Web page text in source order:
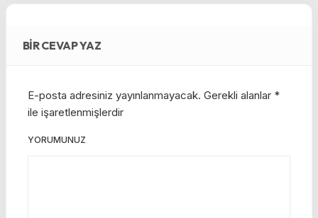
BIR CEVAP YAZ
E-posta adresiniz yayınlanmayacak. Gerekli alanlar *
ile işaretlenmişlerdir
YORUMUNUZ